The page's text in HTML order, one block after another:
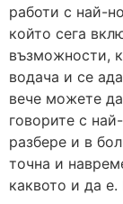
работи с най-
който сега
възможности,
водача и се
вече можете
говорите с
разбере и в
точна и
каквото и да